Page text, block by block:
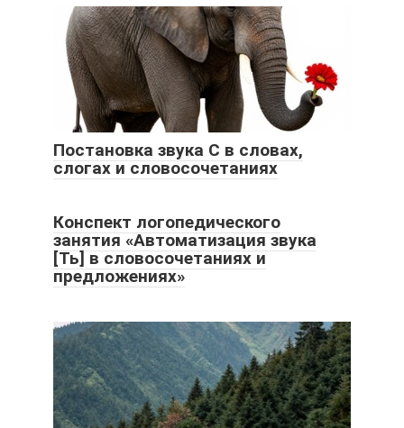
Постановка звука С в словах,
слогах и словосочетаниях
Конспект логопедического
занятия «Автоматизация звука
[Ть] в словосочетаниях и
предложениях»